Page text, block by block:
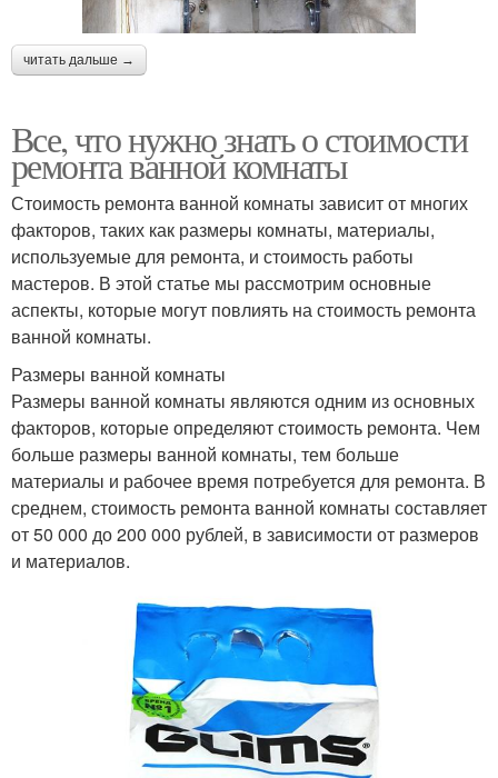
читать дальше →
Все, что нужно знать о стоимости
ремонта ванной комнаты
Стоимость ремонта ванной комнаты зависит от многих
факторов, таких как размеры комнаты, материалы,
используемые для ремонта, и стоимость работы
мастеров. В этой статье мы рассмотрим основные
аспекты, которые могут повлиять на стоимость ремонта
ванной комнаты.
Размеры ванной комнаты
Размеры ванной комнаты являются одним из основных
факторов, которые определяют стоимость ремонта. Чем
больше размеры ванной комнаты, тем больше
материалы и рабочее время потребуется для ремонта. В
среднем, стоимость ремонта ванной комнаты составляет
от 50 000 до 200 000 рублей, в зависимости от размеров
и материалов.